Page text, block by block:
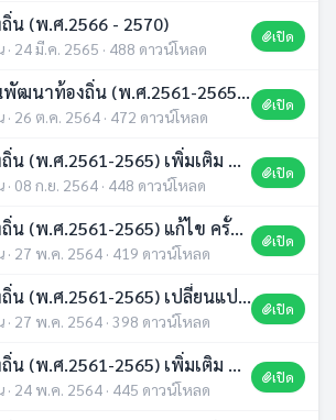
(พ.ศ.2566 - 2570)
24 มี.ค. 2565 · 488 ดาวน์โหลด
เปิด
ประกาศใช้แผนพัฒนาท้องถิ่น (พ.ศ.2561-2565) เพิ่มเติม เปลี่ยนแปลง ครั้งที่ 1/2564
26 ต.ค. 2564 · 472 ดาวน์โหลด
เปิด
แผนพัฒนาท้องถิ่น (พ.ศ.2561-2565) เพิ่มเติม ครั้งที่ 3/2564
08 ก.ย. 2564 · 448 ดาวน์โหลด
เปิด
แผนพัฒนาท้องถิ่น (พ.ศ.2561-2565) แก้ไข ครั้งที่1/2564
27 พ.ค. 2564 · 419 ดาวน์โหลด
เปิด
แผนพัฒนาท้องถิ่น (พ.ศ.2561-2565) เปลี่ยนแปลง ครั้งที่ 1/2562
27 พ.ค. 2564 · 398 ดาวน์โหลด
เปิด
แผนพัฒนาท้องถิ่น (พ.ศ.2561-2565) เพิ่มเติม ครั้งที่ 2/2563
24 พ.ค. 2564 · 445 ดาวน์โหลด
เปิด